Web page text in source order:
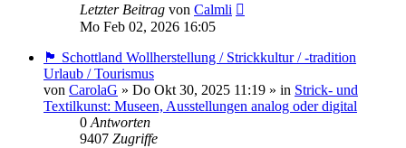
Letzter Beitrag von Calmli
Mo Feb 02, 2026 16:05
🏴󠁧󠁢󠁳󠁣󠁴󠁿 Schottland Wollherstellung / Strickkultur / -tradition
Urlaub / Tourismus
von CarolaG » Do Okt 30, 2025 11:19 » in Strick- und
Textilkunst: Museen, Ausstellungen analog oder digital
0 Antworten
9407 Zugriffe